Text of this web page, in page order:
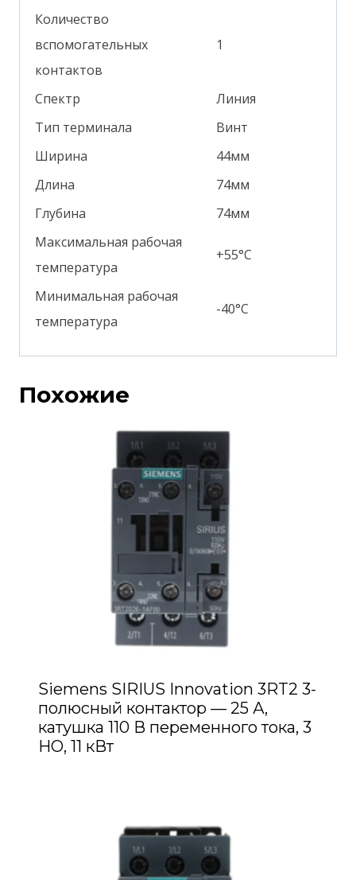
Количество
вспомогательных
контактов
1
Спектр
Линия
Тип терминала
Винт
Ширина
44мм
Длина
74мм
Глубина
74мм
Максимальная рабочая
температура
+55°С
Минимальная рабочая
температура
-40°С
Похожие
Siemens SIRIUS Innovation 3RT2 3-
полюсный контактор — 25 А,
катушка 110 В переменного тока, 3
НО, 11 кВт